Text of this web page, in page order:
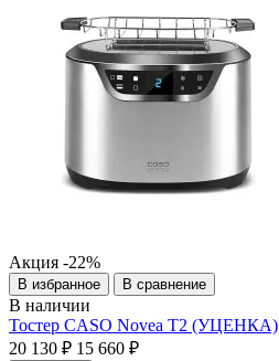
Акция -22%
В избранное В сравнение
В наличии
Тостер CASO Novea T2 (УЦЕНКА)
20 130 ₽ 15 660 ₽